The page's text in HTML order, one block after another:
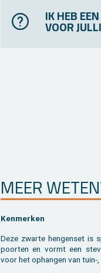
IK HEB
VOOR
MEER
Ken­mer­ken
Deze zwar­te hen­gen­set is
poor­ten en vormt een
voor het op­han­gen van tuin-